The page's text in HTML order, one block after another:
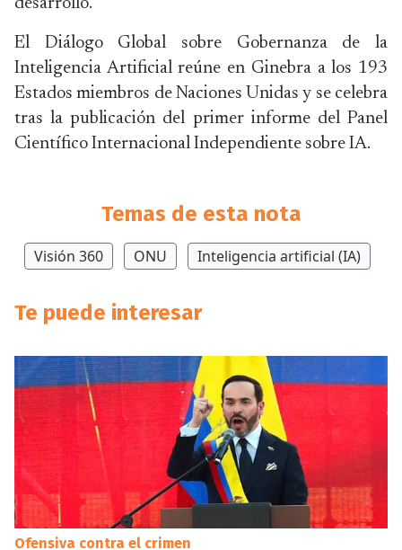
desarrollo.
El Diálogo Global sobre Gobernanza de la
Inteligencia Artificial reúne en Ginebra a los 193
Estados miembros de Naciones Unidas y se celebra
tras la publicación del primer informe del Panel
Científico Internacional Independiente sobre IA.
Temas de esta nota
Visión 360 ONU Inteligencia artificial (IA)
Te puede interesar
Ofensiva contra el crimen